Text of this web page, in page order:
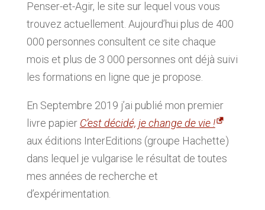
Penser-et-Agir, le site sur lequel vous vous
trouvez actuellement. Aujourd’hui plus de 400
000 personnes consultent ce site chaque
mois et plus de 3 000 personnes ont déjà suivi
les formations en ligne que je propose.
En Septembre 2019 j’ai publié mon premier
livre papier C’est décidé, je change de vie !
aux éditions InterEditions (groupe Hachette)
dans lequel je vulgarise le résultat de toutes
mes années de recherche et
d’expérimentation.